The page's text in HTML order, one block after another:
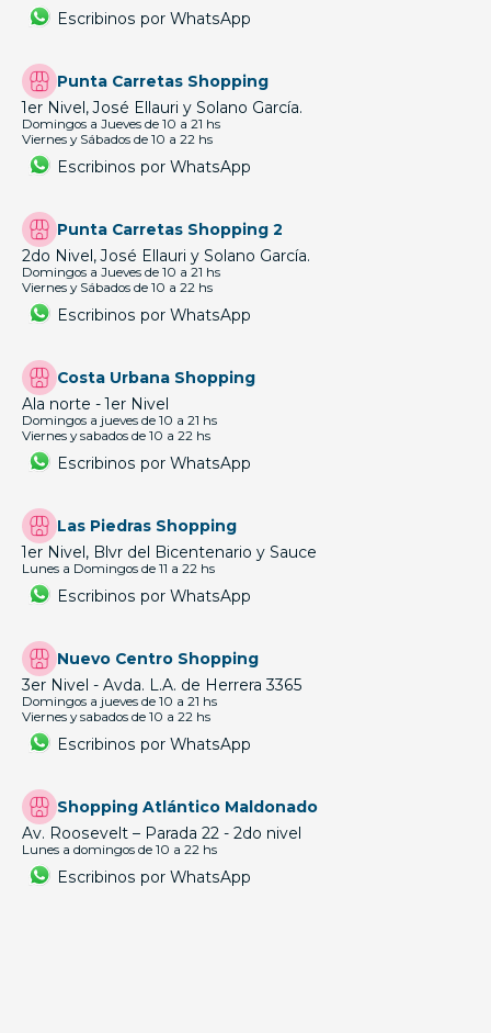
Escribinos por WhatsApp
Punta Carretas Shopping
1er Nivel, José Ellauri y Solano García.
Domingos a Jueves de 10 a 21 hs
Viernes y Sábados de 10 a 22 hs
Escribinos por WhatsApp
Punta Carretas Shopping 2
2do Nivel, José Ellauri y Solano García.
Domingos a Jueves de 10 a 21 hs
Viernes y Sábados de 10 a 22 hs
Escribinos por WhatsApp
Costa Urbana Shopping
Ala norte - 1er Nivel
Domingos a jueves de 10 a 21 hs
Viernes y sabados de 10 a 22 hs
Escribinos por WhatsApp
Las Piedras Shopping
1er Nivel, Blvr del Bicentenario y Sauce
Lunes a Domingos de 11 a 22 hs
Escribinos por WhatsApp
Nuevo Centro Shopping
3er Nivel - Avda. L.A. de Herrera 3365
Domingos a jueves de 10 a 21 hs
Viernes y sabados de 10 a 22 hs
Escribinos por WhatsApp
Shopping Atlántico Maldonado
Av. Roosevelt – Parada 22 - 2do nivel
Lunes a domingos de 10 a 22 hs
Escribinos por WhatsApp